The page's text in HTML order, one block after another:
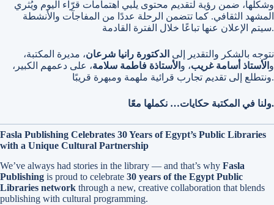
وشكلها، ضمن رؤية لتقديم محتوى يلبي اهتمامات قرّاء اليوم ويُثري
المشهد الثقافي. كما تتضمن الرحلة عددًا من المفاجآت والأنشطة
سيتم الإعلان عنها تباعًا خلال الفترة القادمة.
نتوجه بالشكر والتقدير إلى الدكتورة رانيا شرعان، مديرة المكتبة،
و الأستاذ أسامة غريب، و الأستاذة فاطمة سلامة، على دعمهم الكبير،
ونتطلع إلى تقديم تجارب قرائية ملهمة ومبهرة قريبًا.
ولنا في المكتبة حكايات… نكملها معًا.
Fasla Publishing Celebrates 30 Years of Egypt’s Public Libraries
with a Unique Cultural Partnership
We’ve always had stories in the library — and that’s why Fasla
Publishing is proud to celebrate 30 years of the Egypt Public
Libraries network through a new, creative collaboration that blends
publishing with cultural programming.